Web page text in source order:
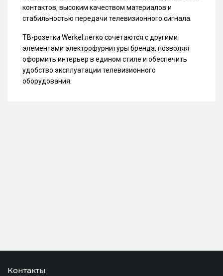
контактов, высоким качеством материалов и
стабильностью передачи телевизионного сигнала.
ТВ-розетки Werkel легко сочетаются с другими
элементами электрофурнитуры бренда, позволяя
оформить интерьер в едином стиле и обеспечить
удобство эксплуатации телевизионного
оборудования.
Контакты